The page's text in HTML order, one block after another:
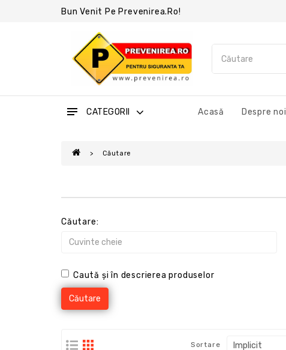
Bun Venit Pe Prevenirea.ro!
CATEGORII Acasă Despre noi
Căutare
Căutare:
Caută și în descrierea produselor
Sortare